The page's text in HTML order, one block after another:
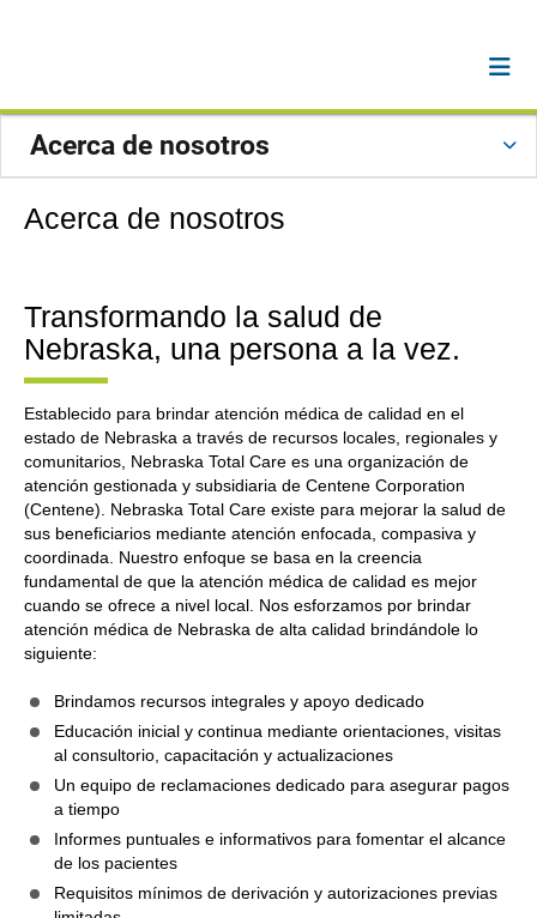
Acerca de nosotros
Acerca de nosotros
Transformando la salud de
Nebraska, una persona a la vez.
Establecido para brindar atención médica de calidad en el
estado de Nebraska a través de recursos locales, regionales y
comunitarios, Nebraska Total Care es una organización de
atención gestionada y subsidiaria de Centene Corporation
(Centene). Nebraska Total Care existe para mejorar la salud de
sus beneficiarios mediante atención enfocada, compasiva y
coordinada. Nuestro enfoque se basa en la creencia
fundamental de que la atención médica de calidad es mejor
cuando se ofrece a nivel local. Nos esforzamos por brindar
atención médica de Nebraska de alta calidad brindándole lo
siguiente:
Brindamos recursos integrales y apoyo dedicado
Educación inicial y continua mediante orientaciones, visitas
al consultorio, capacitación y actualizaciones
Un equipo de reclamaciones dedicado para asegurar pagos
a tiempo
Informes puntuales e informativos para fomentar el alcance
de los pacientes
Requisitos mínimos de derivación y autorizaciones previas